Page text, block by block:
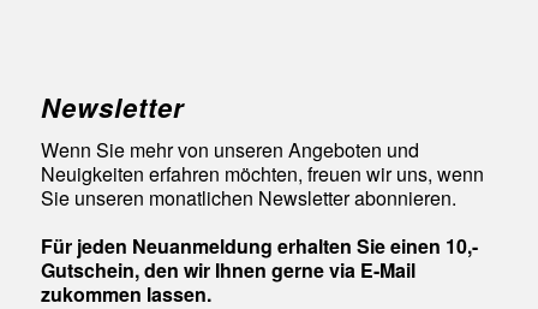
Newsletter
Wenn Sie mehr von unseren Angeboten und
Neuigkeiten erfahren möchten, freuen wir uns, wenn
Sie unseren monatlichen Newsletter abonnieren.
Für jeden Neuanmeldung erhalten Sie einen 10,-
Gutschein, den wir Ihnen gerne via E-Mail
zukommen lassen.